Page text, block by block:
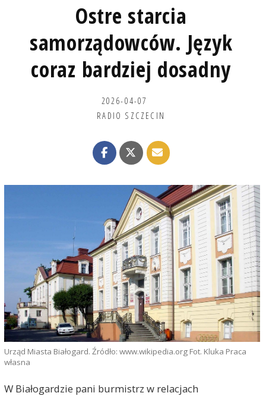
Ostre starcia
samorządowców. Język
coraz bardziej dosadny
2026-04-07
RADIO SZCZECIN
Urząd Miasta Białogard. Źródło: www.wikipedia.org Fot. Kluka Praca
własna
W Białogardzie pani burmistrz w relacjach